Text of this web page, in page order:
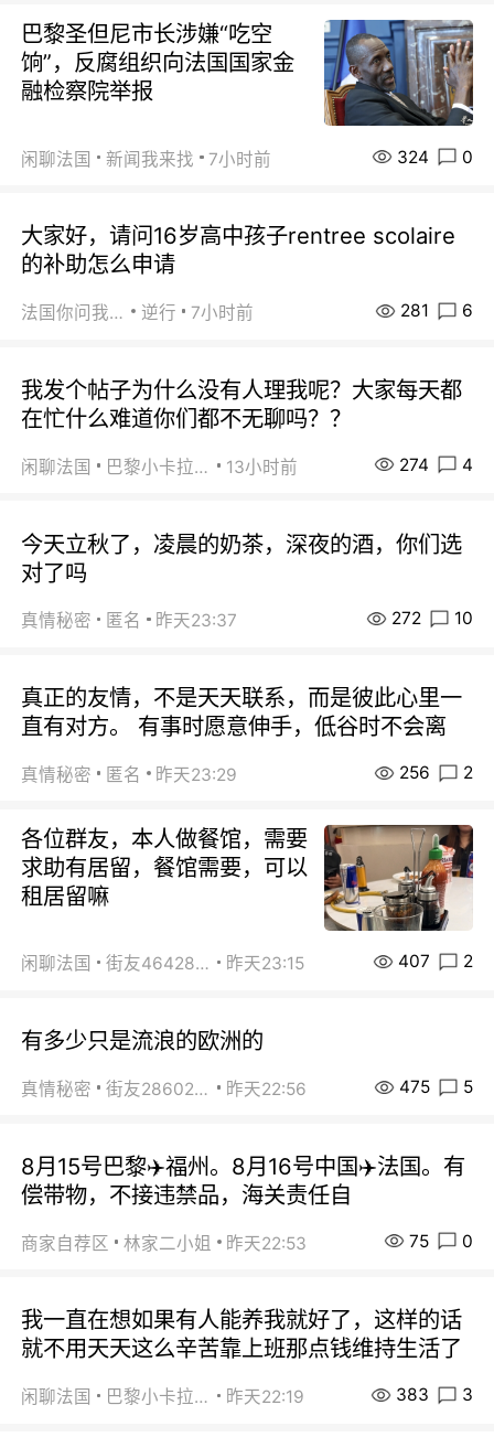
巴黎圣但尼市长涉嫌“吃空
饷”，反腐组织向法国国家金
融检察院举报
闲聊法国 新闻我来找 7小时前 324 0
大家好，请问16岁高中孩子rentree scolaire
的补助怎么申请
法国你问我答 逆行 7小时前 281 6
我发个帖子为什么没有人理我呢？大家每天都
在忙什么难道你们都不无聊吗？？
闲聊法国 巴黎小卡拉咪 13小时前 274 4
今天立秋了，凌晨的奶茶，深夜的酒，你们选
对了吗
真情秘密 匿名 昨天23:37 272 10
真正的友情，不是天天联系，而是彼此心里一
直有对方。 有事时愿意伸手，低谷时不会离
真情秘密 匿名 昨天23:29 256 2
各位群友，本人做餐馆，需要
求助有居留，餐馆需要，可以
租居留嘛
闲聊法国 街友46428878 昨天23:15 407 2
有多少只是流浪的欧洲的
真情秘密 街友28602925 昨天22:56 475 5
8月15号巴黎✈️福州。8月16号中国✈️法国。有
偿带物，不接违禁品，海关责任自
商家自荐区 林家二小姐 昨天22:53 75 0
我一直在想如果有人能养我就好了，这样的话
就不用天天这么辛苦靠上班那点钱维持生活了
闲聊法国 巴黎小卡拉咪 昨天22:19 383 3